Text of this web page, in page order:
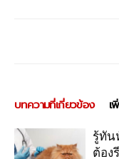
บทความที่เกี่ยวข้อง เ
รู้ทัน
ต้อง